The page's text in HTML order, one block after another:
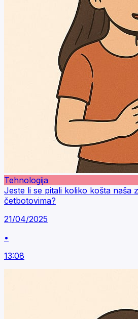
Tehnologija
Jeste li se pitali koliko košta naša
četbotovima?
21/04/2025
•
13:08